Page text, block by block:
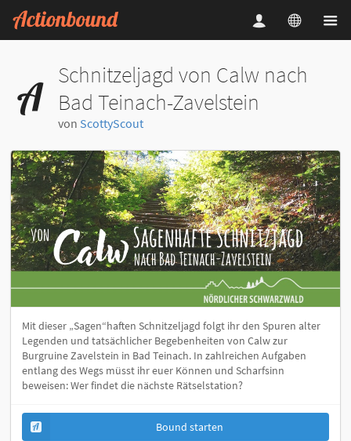
Schnitzeljagd von Calw nach
Bad Teinach-Zavelstein
von ScottyScout
Mit dieser „Sagen“haften Schnitzeljagd folgt ihr den Spuren alter
Legenden und tatsächlicher Begebenheiten von Calw zur
Burgruine Zavelstein in Bad Teinach. In zahlreichen Aufgaben
entlang des Wegs müsst ihr euer Können und Scharfsinn
beweisen: Wer findet die nächste Rätselstation?
Bound starten